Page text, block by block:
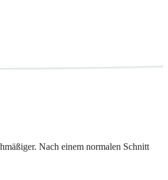
Nach einem normalen Schnitt